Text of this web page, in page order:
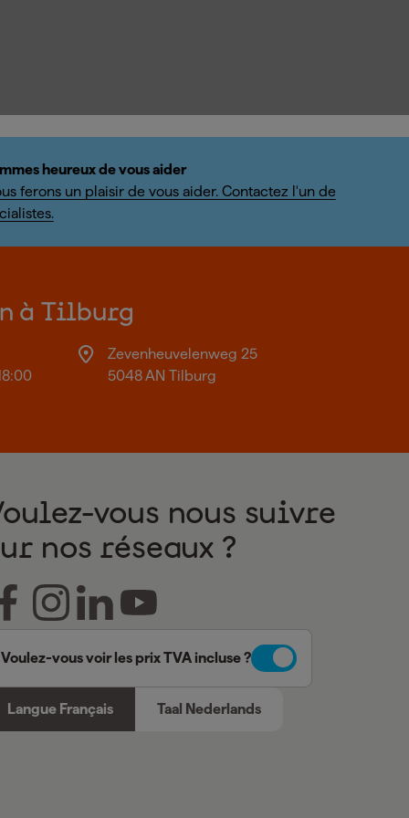
heureux de vous aider
ferons un plaisir de vous aider. Contactez l'un de
à Tilburg
Zevenheuvelenweg 25
5048 AN Tilburg
vous nous suivre
nos réseaux ?
Voulez-vous voir les prix TVA incluse ?
Langue Français Taal Nederlands